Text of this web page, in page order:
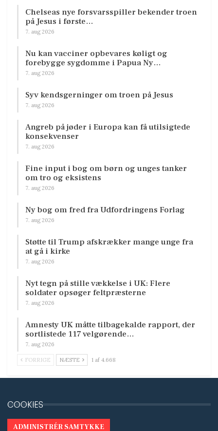
Chelseas nye forsvarsspiller bekender troen
på Jesus i første…
7. aug 2026
Nu kan vacciner opbevares køligt og
forebygge sygdomme i Papua Ny…
7. aug 2026
Syv kendsgerninger om troen på Jesus
7. aug 2026
Angreb på jøder i Europa kan få utilsigtede
konsekvenser
7. aug 2026
Fine input i bog om børn og unges tanker
om tro og eksistens
7. aug 2026
Ny bog om fred fra Udfordringens Forlag
7. aug 2026
Støtte til Trump afskrækker mange unge fra
at gå i kirke
7. aug 2026
Nyt tegn på stille vækkelse i UK: Flere
soldater opsøger feltpræsterne
7. aug 2026
Amnesty UK måtte tilbagekalde rapport, der
sortlistede 117 velgørende…
7. aug 2026
FORRIGE NÆSTE 1 af 4.668
COOKIES
ADMINISTRÉR SAMTYKKE